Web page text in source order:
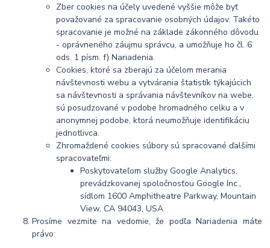
Zber cookies na účely uvedené vyššie môže byť
považované za spracovanie osobných údajov. Takéto
spracovanie je možné na základe zákonného dôvodu
- oprávneného záujmu správcu, a umožňuje ho čl. 6
ods. 1 písm. f) Nariadenia.
Cookies, ktoré sa zberajú za účelom merania
návštevnosti webu a vytvárania štatistík týkajúcich
sa návštevnosti a správania návštevníkov na webe,
sú posudzované v podobe hromadného celku a v
anonymnej podobe, ktorá neumožňuje identifikáciu
jednotlivca.
Zhromaždené cookies súbory sú spracované ďalšími
spracovateľmi:
Poskytovateľom služby Google Analytics,
prevádzkovanej spoločnosťou Google Inc.,
sídlom 1600 Amphitheatre Parkway, Mountain
View, CA 94043, USA
Prosíme vezmite na vedomie, že podľa Nariadenia máte
právo: